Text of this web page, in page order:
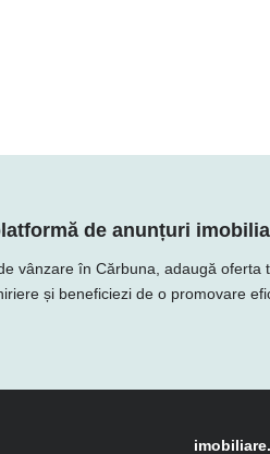
de anunțuri
vânzare în Cărbuna, adaugă
și beneficiezi de o promovare